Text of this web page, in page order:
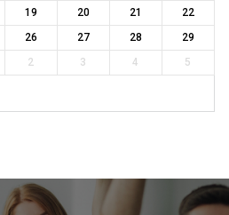
19 20 21
22
26 27 28
29
2 3 4 5